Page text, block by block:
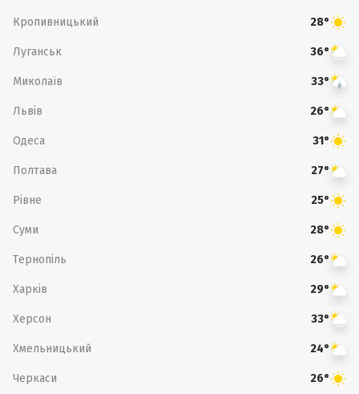
Кропивницький 28°
Луганськ 36°
Миколаїв 33°
Львів 26°
Одеса 31°
Полтава 27°
Рівне 25°
Суми 28°
Тернопіль 26°
Харків 29°
Херсон 33°
Хмельницький 24°
Черкаси 26°